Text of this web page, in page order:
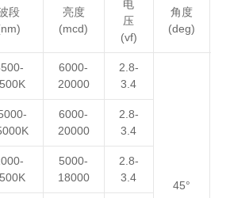
段
亮度
(mcd)
电
压
(vf)
角度
(deg)
6000-
20000
2.8-
3.4
45°
6000-
20000
2.8-
3.4
5000-
18000
2.8-
3.4